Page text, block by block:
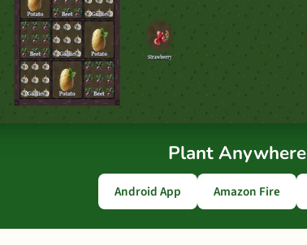
Plant Anywhere
Android App Amazon Fire